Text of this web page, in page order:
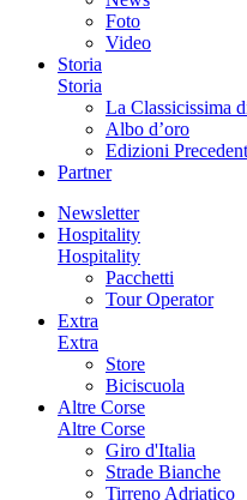
Foto
Video
Storia
Storia
La Classicissima
Albo d’oro
Edizioni
Partner
Newsletter
Hospitality
Hospitality
Pacchetti
Tour Operator
Extra
Extra
Store
Biciscuola
Altre Corse
Altre Corse
Giro d'Italia
Strade Bianche
Tirreno Adriatico